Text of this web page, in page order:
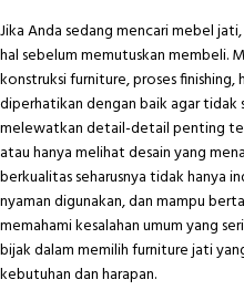
Jika Anda sedang mencari mebel
hal sebelum memutuskan membeli.
konstruksi furniture, proses finishing,
diperhatikan dengan baik agar tidak
melewatkan detail-detail penting
atau hanya melihat desain yang
berkualitas seharusnya tidak hanya
nyaman digunakan, dan mampu
memahami kesalahan umum yang
bijak dalam memilih furniture jati
kebutuhan dan harapan.